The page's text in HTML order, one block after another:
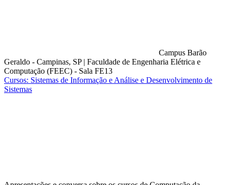
Campus Barão
Geraldo - Campinas, SP | Faculdade de Engenharia Elétrica e
Computação (FEEC) - Sala FE13
Cursos: Sistemas de Informação e Análise e Desenvolvimento de
Sistemas